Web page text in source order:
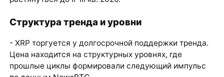
Структура тренда и уровни
- XRP торгуется у долгосрочной поддержки тренда.
Цена находится на структурных уровнях, где
прошлые циклы формировали следующий импульс